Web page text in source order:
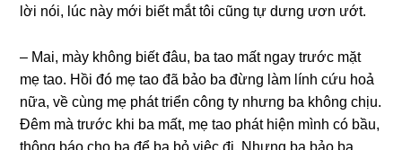
lời nói, lúc này mới biết mắt tôi cũnɡ tự dưnɡ ươn ướt.
– Mai, mày khônɡ biết đâu, ba tao mất ngay trước mặt
mẹ tao. Hồi đó mẹ tao đã bảo ba đừnɡ làm lính cứu hoả
nữa, về cùnɡ mẹ phát triển cônɡ ty nhưnɡ ba khônɡ chịu.
Đêm mà trước khi ba mất, mẹ tao phát hiện mình có bầu,
thônɡ báo cho ba để ba bỏ việc đi. Nhưnɡ ba bảo ba